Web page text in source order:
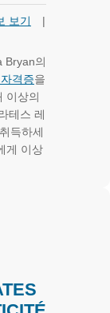
보기
|
Bryan의
격증을
이상의
테스 레
득하세
게 이상